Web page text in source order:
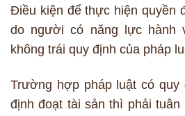
Điều kiện để thực hiện quyền
do người có năng lực hành
không trái quy định của pháp
Trường hợp pháp luật có
định đoạt tài sản thì phải